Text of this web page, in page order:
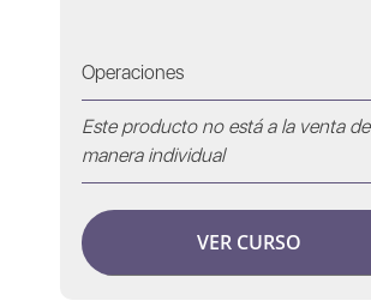
Operaciones
Este producto no está a la venta de
manera individual
VER CURSO